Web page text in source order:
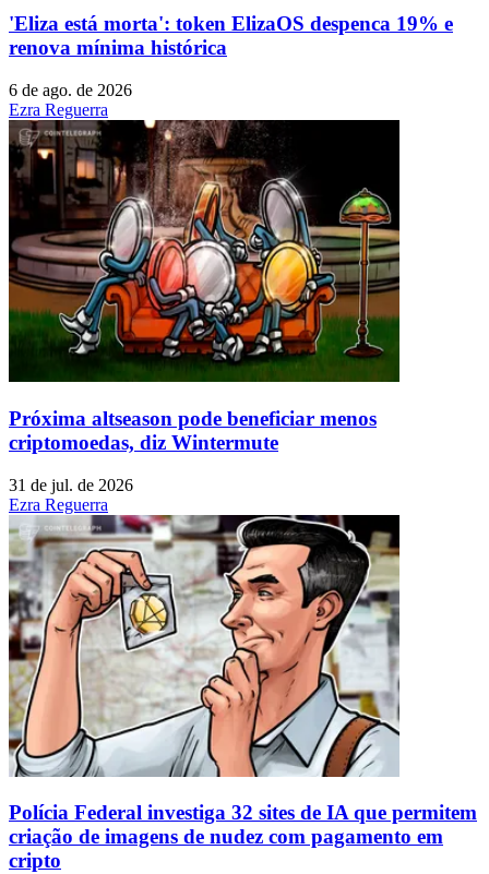
'Eliza está morta': token ElizaOS despenca 19% e
renova mínima histórica
6 de ago. de 2026
Ezra Reguerra
Próxima altseason pode beneficiar menos
criptomoedas, diz Wintermute
31 de jul. de 2026
Ezra Reguerra
Polícia Federal investiga 32 sites de IA que permitem
criação de imagens de nudez com pagamento em
cripto